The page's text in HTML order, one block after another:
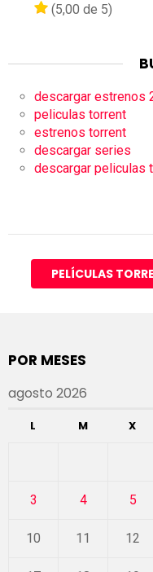
(5,00 de 5)
descargar estrenos
peliculas torrent
estrenos torrent
descargar series
descargar peliculas
PELÍCULAS
POR MESES
agosto 2026
L M X
3 4 5
10 11 12